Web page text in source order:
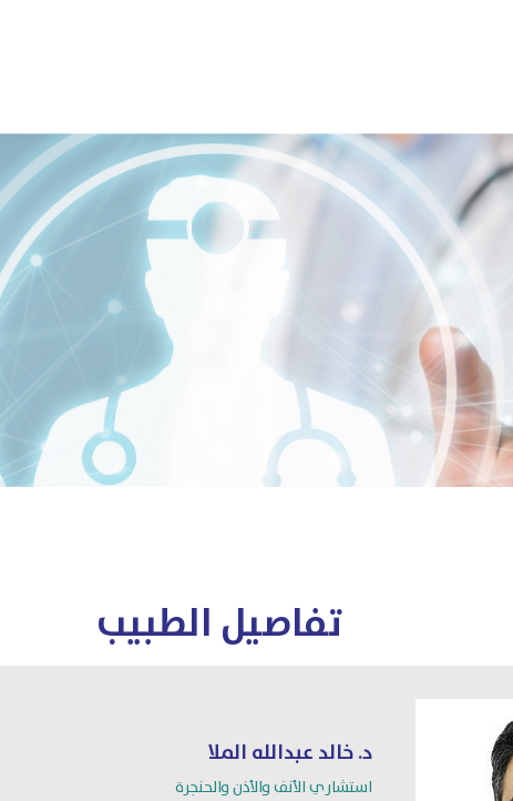
تفاصيل الطبيب
د. خالد عبدالله الملا
استشاري الأنف والأذن والحنجرة